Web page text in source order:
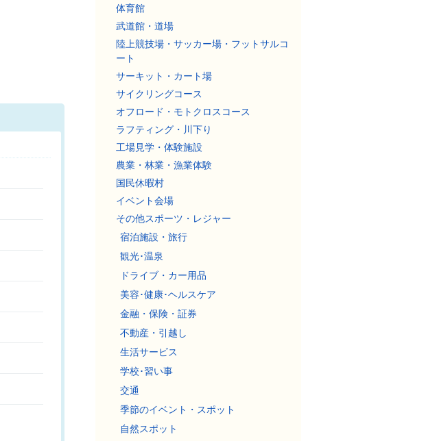
体育館
武道館・道場
陸上競技場・サッカー場・フットサルコ
ート
サーキット・カート場
サイクリングコース
オフロード・モトクロスコース
ラフティング・川下り
工場見学・体験施設
農業・林業・漁業体験
国民休暇村
イベント会場
その他スポーツ・レジャー
宿泊施設・旅行
観光･温泉
ドライブ・カー用品
美容･健康･ヘルスケア
金融・保険・証券
不動産・引越し
生活サービス
学校･習い事
交通
季節のイベント・スポット
自然スポット